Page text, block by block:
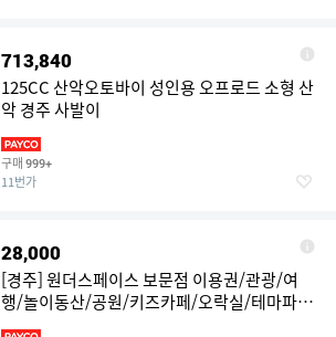
713,840
125CC 산악오토바이 성인용 오프로드 소형 산
악 경주 사발이
구매 999+
11번가
28,000
[경주] 원더스페이스 보문점 이용권/관광/여
행/놀이동산/공원/키즈카페/오락실/테마파
크/가볼만한곳/아이랑